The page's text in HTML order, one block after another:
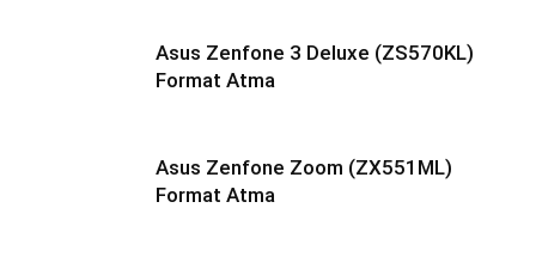
Asus Zenfone 3 Deluxe (ZS570KL)
Format Atma
Asus Zenfone Zoom (ZX551ML)
Format Atma